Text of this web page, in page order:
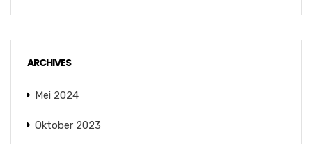
ARCHIVES
Mei 2024
Oktober 2023